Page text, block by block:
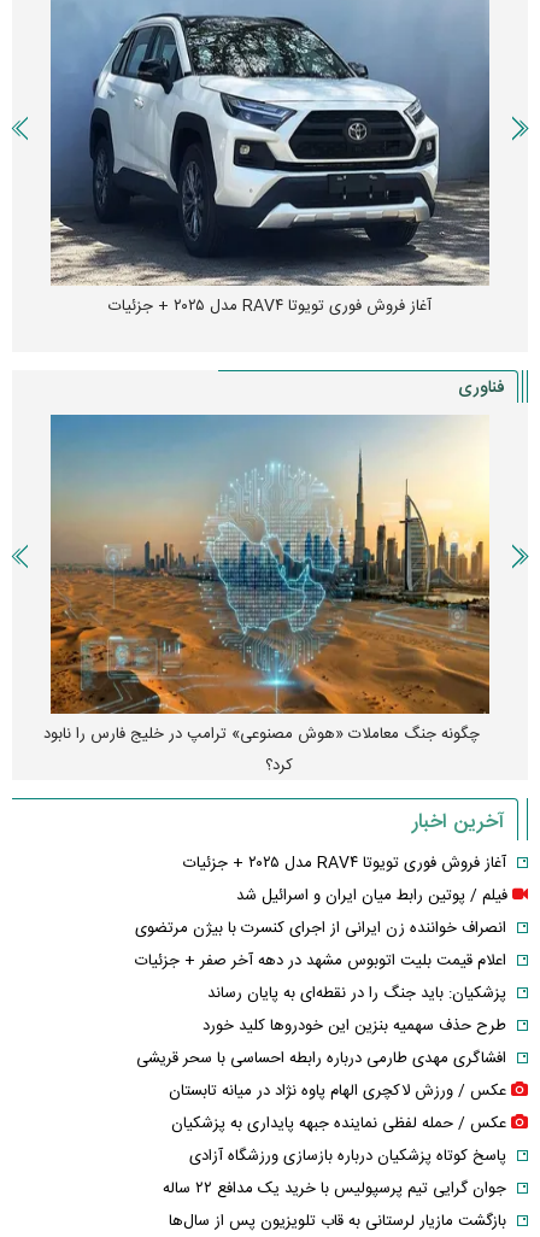
آغاز فروش فوری تویوتا RAV۴ مدل ۲۰۲۵ + جزئیات
فناوری
چگونه جنگ معاملات «هوش مصنوعی» ترامپ در خلیج فارس را نابود
کرد؟
آخرین اخبار
آغاز فروش فوری تویوتا RAV۴ مدل ۲۰۲۵ + جزئیات
فیلم / پوتین رابط میان ایران و اسرائیل شد
انصراف خواننده زن ایرانی از اجرای کنسرت با بیژن مرتضوی
اعلام قیمت بلیت اتوبوس مشهد در دهه آخر صفر + جزئیات
پزشکیان: باید جنگ را در نقطه‌ای به پایان رساند
طرح حذف سهمیه بنزین این خودرو‌ها کلید خورد
افشاگری مهدی طارمی درباره رابطه احساسی با سحر قریشی
عکس / ورزش لاکچری الهام پاوه نژاد در میانه تابستان
عکس / حمله لفظی نماینده جبهه پایداری به پزشکیان
پاسخ کوتاه پزشکیان درباره بازسازی ورزشگاه آزادی
جوان گرایی تیم پرسپولیس با خرید یک مدافع ۲۲ ساله
بازگشت مازیار لرستانی به قاب تلویزیون پس از سال‌ها